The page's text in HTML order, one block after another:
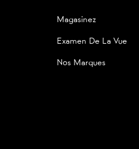
Magasinez
Examen De La Vue
Nos Marques